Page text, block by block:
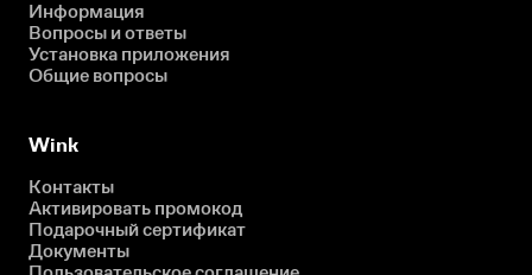
Информация
Вопросы и ответы
Установка приложения
Общие вопросы
Wink
Контакты
Активировать промокод
Подарочный сертификат
Документы